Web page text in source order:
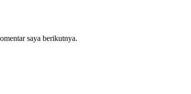
saya berikutnya.